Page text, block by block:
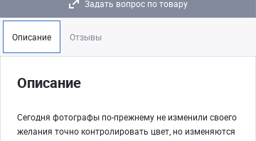
Задать вопрос по товару
Описание Отзывы
Описание
Сегодня фотографы по-прежнему не изменили своего
желания точно контролировать цвет, но изменяются